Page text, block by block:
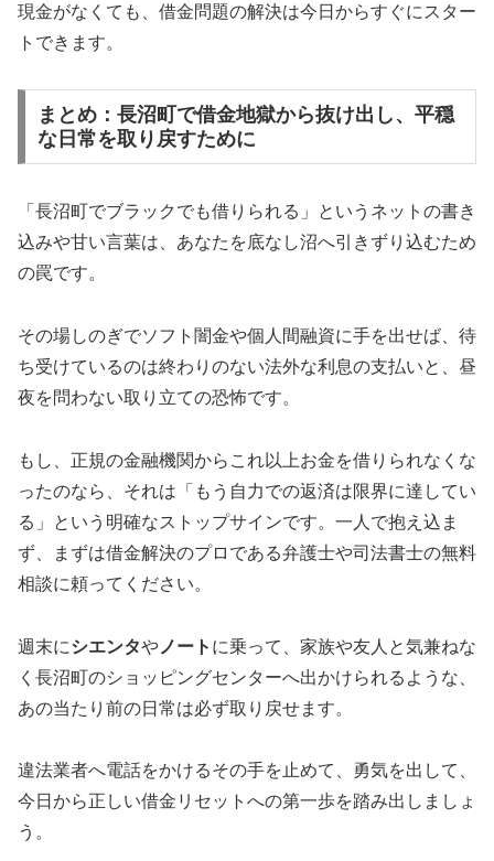
現金がなくても、借金問題の解決は今日からすぐにスター
トできます。
まとめ：長沼町で借金地獄から抜け出し、平穏
な日常を取り戻すために
「長沼町でブラックでも借りられる」というネットの書き
込みや甘い言葉は、あなたを底なし沼へ引きずり込むため
の罠です。
その場しのぎでソフト闇金や個人間融資に手を出せば、待
ち受けているのは終わりのない法外な利息の支払いと、昼
夜を問わない取り立ての恐怖です。
もし、正規の金融機関からこれ以上お金を借りられなくな
ったのなら、それは「もう自力での返済は限界に達してい
る」という明確なストップサインです。一人で抱え込ま
ず、まずは借金解決のプロである弁護士や司法書士の無料
相談に頼ってください。
週末にシエンタや ノート に乗って、家族や友人と気兼ねな
く長沼町のショッピングセンターへ出かけられるような、
あの当たり前の日常は必ず取り戻せます。
違法業者へ電話をかけるその手を止めて、勇気を出して、
今日から正しい借金リセットへの第一歩を踏み出しましょ
う。